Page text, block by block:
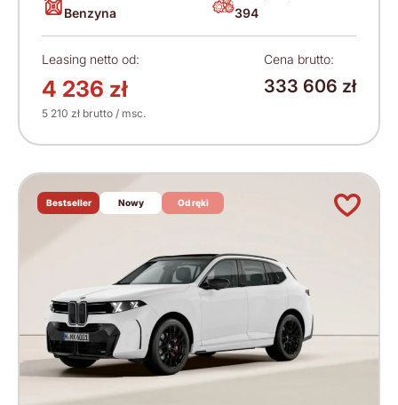
Benzyna
394
Leasing netto od:
4 236 zł
5 210 zł brutto / msc.
Cena brutto:
333 606 zł
Bestseller Nowy Od ręki